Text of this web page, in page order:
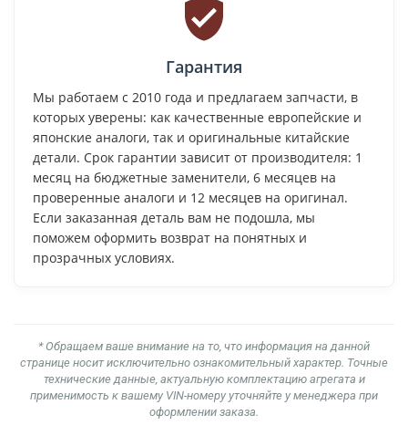
Гарантия
Мы работаем с 2010 года и предлагаем запчасти, в
которых уверены: как качественные европейские и
японские аналоги, так и оригинальные китайские
детали. Срок гарантии зависит от производителя: 1
месяц на бюджетные заменители, 6 месяцев на
проверенные аналоги и 12 месяцев на оригинал.
Если заказанная деталь вам не подошла, мы
поможем оформить возврат на понятных и
прозрачных условиях.
* Обращаем ваше внимание на то, что информация на данной
странице носит исключительно ознакомительный характер. Точные
технические данные, актуальную комплектацию агрегата и
применимость к вашему VIN-номеру уточняйте у менеджера при
оформлении заказа.